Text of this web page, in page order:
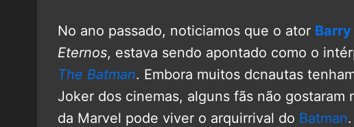
No ano passado, noticiamos que o ator
Eternos, estava sendo apontado como o
The Batman. Embora muitos dcnautas
Joker dos cinemas, alguns fãs não gostaram
da Marvel pode viver o arquirrival do Batman.